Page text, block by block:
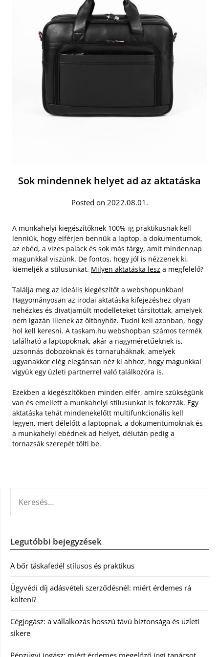
Sok mindennek helyet ad az aktatáska
Posted on 2022.08.01.
A munkahelyi kiegészítőknek 100%-ig praktikusnak kell
lenniük, hogy elférjen bennük a laptop, a dokumentumok,
az ebéd, a vizes palack és sok más tárgy, amit mindennap
magunkkal viszünk. De fontos, hogy jól is nézzenek ki,
kiemeljék a stílusunkat. Milyen aktatáska lesz a megfelelő?
Találja meg az ideális kiegészítőt a webshopunkban!
Hagyományosan az irodai aktatáska kifejezéshez olyan
nehézkes és divatjamúlt modelleteket társítottak, amelyek
nem igazán illenek az öltönyhöz. Tudni kell azonban, hogy
hol kell keresni. A taskam.hu webshopban számos termék
található a laptopoknak, akár a nagyméretűeknek is,
uzsonnás dobozoknak és tornaruháknak, amelyek
ugyanakkor elég elegánsan néz ki ahhoz, hogy magunkkal
vigyük egy üzleti partnerrel való találkozóra is.
Ezekben a kiegészítőkben minden elfér, amire szükségünk
van és emellett a munkahelyi stílusunkat is fokozzák. Egy
aktatáska tehát mindenekelőtt multifunkcionális kell
legyen, mert délelőtt a laptopnak, a dokumentumoknak és
a munkahelyi ebédnek ad helyet, délután pedig a
tornazsák szerepét tölti be.
Legutóbbi bejegyzések
A bőr táskafedél stílusos és praktikus
Ügyvédi díj adásvételi szerződésnél: miért érdemes rá
költeni?
Cégjogász: a vállalkozás hosszú távú biztonsága és üzleti
sikere
Pénzügyi jogász: miért érdemes megelőző jogi tanácsot